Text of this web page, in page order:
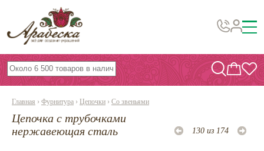
Бусины, подвески, декор
Бисер
Фурнитура
Главная › Фурнитура › Цепочки › Со звеньями
Цепочка с трубочками
нержавеющая сталь
130 из 174